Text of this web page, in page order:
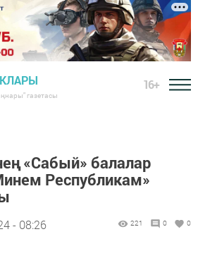
газетасы
16+
«Сабый» балалар
Республикам»
- 08:26 221 0 0